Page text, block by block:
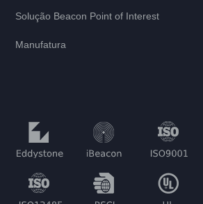
Solução Beacon Point of Interest
Manufatura